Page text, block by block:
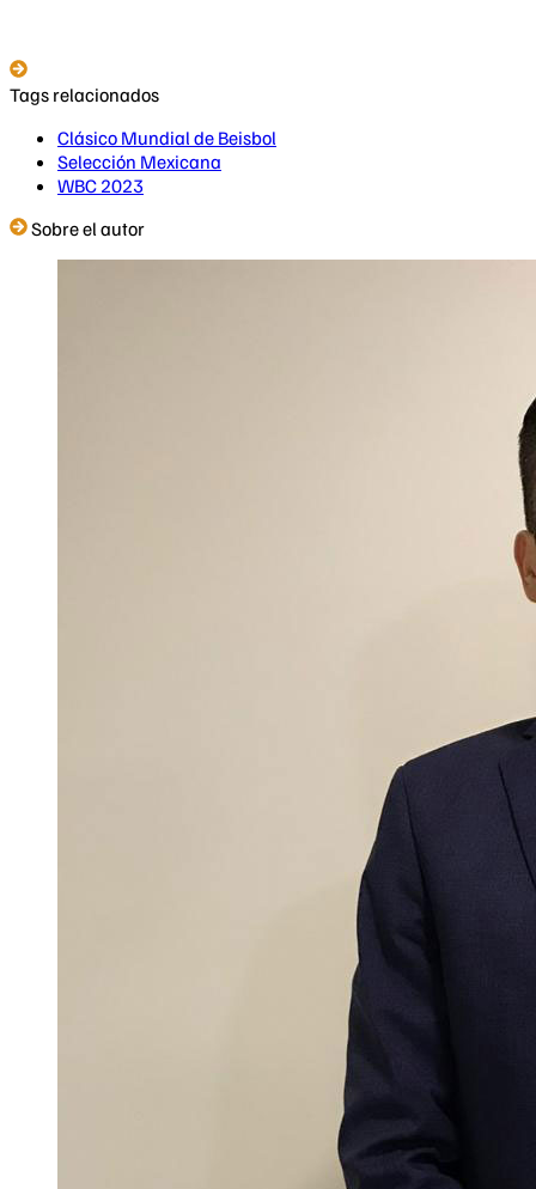
Tags relacionados
Clásico Mundial de Beisbol
Selección Mexicana
WBC 2023
Sobre el autor